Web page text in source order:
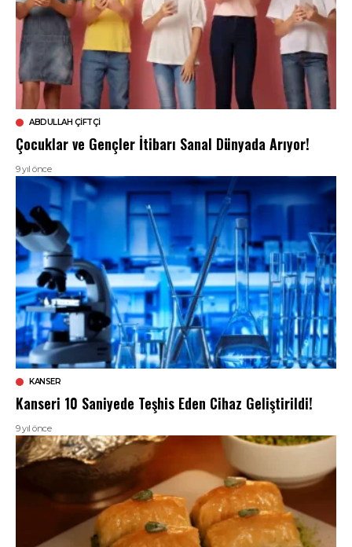
ABDULLAH ÇIFTÇI
Çocuklar ve Gençler İtibarı Sanal Dünyada Arıyor!
9 yıl önce
KANSER
Kanseri 10 Saniyede Teşhis Eden Cihaz Geliştirildi!
9 yıl önce